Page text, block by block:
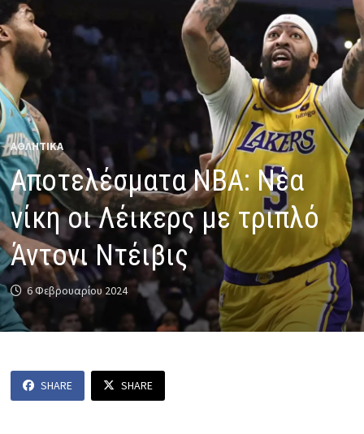
ΑΘΛΗΤΙΚΑ
Αποτελέσματα NBA: Νέα
νίκη οι Λέικερς με τριπλό
Άντονι Ντέιβις
6 Φεβρουαρίου 2024
SHARE SHARE